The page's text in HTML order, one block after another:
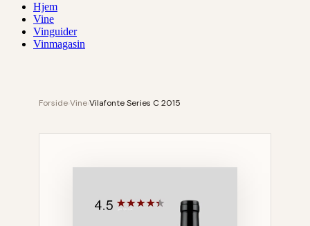
Hjem
Vine
Vinguider
Vinmagasin
ForsideVineVilafonte Series C 2015